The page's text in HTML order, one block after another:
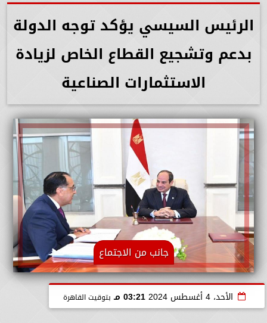
الرئيس السيسي يؤكد توجه الدولة
بدعم وتشجيع القطاع الخاص لزيادة
الاستثمارات الصناعية
جانب من الاجتماع
الأحد، 4 أغسطس 2024 03:21 مـ بتوقيت القاهرة